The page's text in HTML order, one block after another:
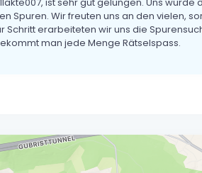
Spuren. Wir freuten uns an den vielen,
erarbeiteten wir uns die
man jede Menge Rätselspass.